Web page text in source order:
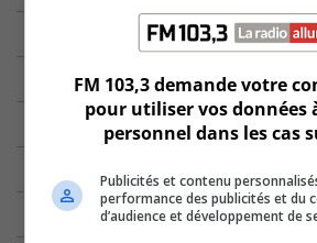
FM 103,3 demande votre
pour utiliser vos données
personnel dans les cas
Publicités et contenu
performance des publicités et du
d’audience et développement de